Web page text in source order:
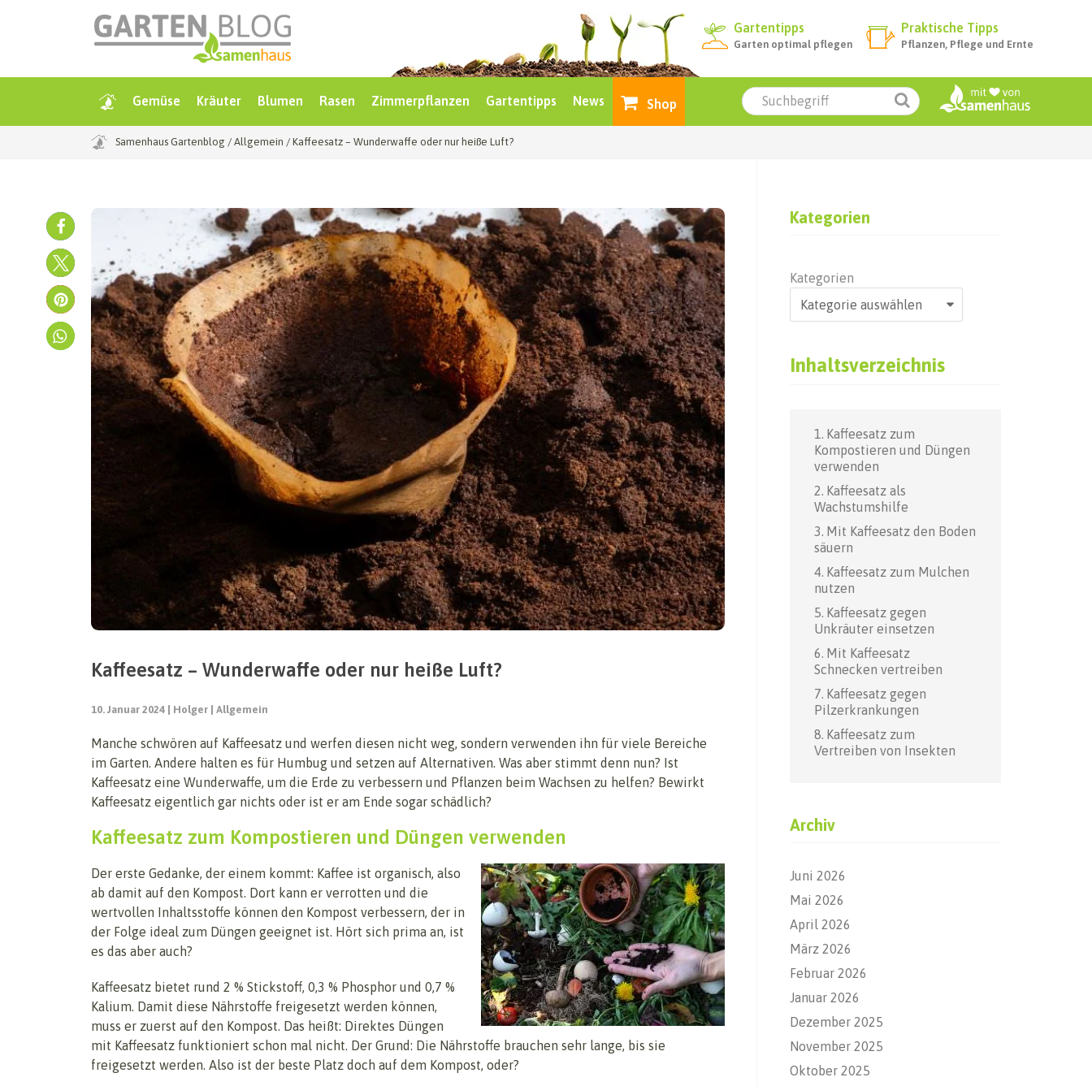
Gartentipps
Garten optimal pflegen
Praktische Tipps
Pflanzen, Pflege und Ernte
Gemüse Kräuter Blumen Rasen Zimmerpflanzen Gartentipps News Shop
Samenhaus Gartenblog / Allgemein / Kaffeesatz – Wunderwaffe oder nur heiße Luft?
Kaffeesatz – Wunderwaffe oder nur heiße Luft?
10. Januar 2024 Holger Allgemein
Manche schwören auf Kaffeesatz und werfen diesen nicht weg, sondern verwenden ihn für viele Bereiche
im Garten. Andere halten es für Humbug und setzen auf Alternativen. Was aber stimmt denn nun? Ist
Kaffeesatz eine Wunderwaffe, um die Erde zu verbessern und Pflanzen beim Wachsen zu helfen? Bewirkt
Kaffeesatz eigentlich gar nichts oder ist er am Ende sogar schädlich?
Kaffeesatz zum Kompostieren und Düngen verwenden
Der erste Gedanke, der einem kommt: Kaffee ist organisch, also
ab damit auf den Kompost. Dort kann er verrotten und die
wertvollen Inhaltsstoffe können den Kompost verbessern, der in
der Folge ideal zum Düngen geeignet ist. Hört sich prima an, ist
es das aber auch?
Kaffeesatz bietet rund 2 % Stickstoff, 0,3 % Phosphor und 0,7 %
Kalium. Damit diese Nährstoffe freigesetzt werden können,
muss er zuerst auf den Kompost. Das heißt: Direktes Düngen
mit Kaffeesatz funktioniert schon mal nicht. Der Grund: Die Nährstoffe brauchen sehr lange, bis sie
freigesetzt werden. Also ist der beste Platz doch auf dem Kompost, oder?
Kategorien
Kategorien
Inhaltsverzeichnis
Kaffeesatz zum
Kompostieren und Düngen
verwenden
Kaffeesatz als
Wachstumshilfe
Mit Kaffeesatz den Boden
säuern
Kaffeesatz zum Mulchen
nutzen
Kaffeesatz gegen
Unkräuter einsetzen
Mit Kaffeesatz
Schnecken vertreiben
Kaffeesatz gegen
Pilzerkrankungen
Kaffeesatz zum
Vertreiben von Insekten
Archiv
Juni 2026
Mai 2026
April 2026
März 2026
Februar 2026
Januar 2026
Dezember 2025
November 2025
Oktober 2025